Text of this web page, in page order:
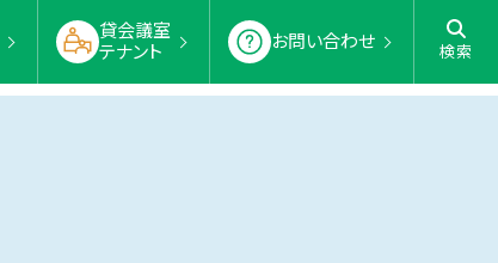
貸会議室
テナント
お問い合わせ 検索